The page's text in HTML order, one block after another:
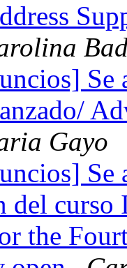
Se
Gayo
Se
del curso
the